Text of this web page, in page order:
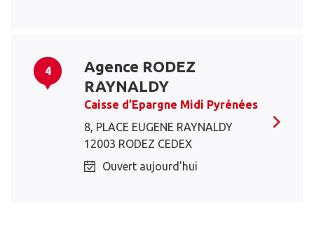
4
Agence RODEZ
RAYNALDY
Caisse d’Epargne Midi Pyrénées
8, PLACE EUGENE RAYNALDY
12003 RODEZ CEDEX
Ouvert aujourd’hui